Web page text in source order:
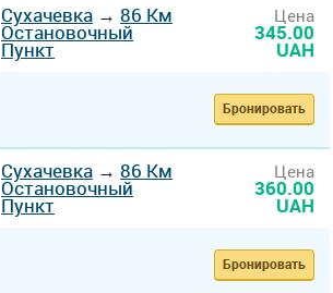
Сухачевка → 86 Км
Остановочный
Пункт
Цена
345.00
UAH
Бронировать
Сухачевка → 86 Км
Остановочный
Пункт
Цена
360.00
UAH
Бронировать